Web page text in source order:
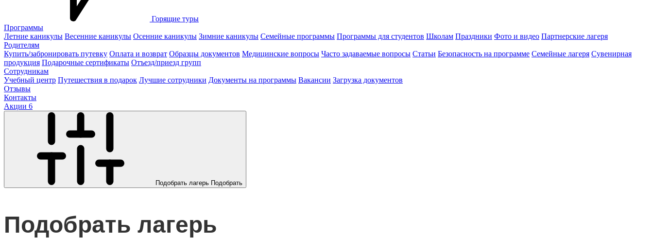
Горящие туры
Программы
Летние каникулы Весенние каникулы Осенние каникулы Зимние каникулы Семейные программы Программы для студентов Школам Праздники Фото и видео Партнерские лагеря
Родителям
Купить/забронировать путевку Оплата и возврат Образцы документов Медицинские вопросы Часто задаваемые вопросы Статьи Безопасность на программе Семейные лагеря Сувенирная
продукция Подарочные сертификаты Отъезд/приезд групп
Сотрудникам
Учебный центр Путешествия в подарок Лучшие сотрудники Документы на программы Вакансии Загрузка документов
Отзывы
Контакты
Акции 6
Подобрать лагерь Подобрать
Подобрать лагерь